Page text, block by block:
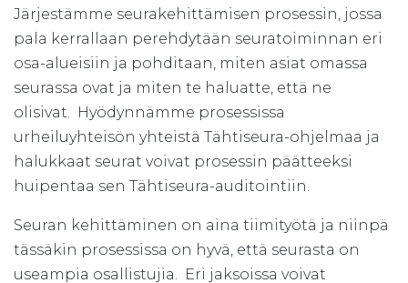
Järjestämme seurakehittämisen prosessin, jossa
pala kerrallaan perehdytään seuratoiminnan eri
osa-alueisiin ja pohditaan, miten asiat omassa
seurassa ovat ja miten te haluatte, että ne
olisivat. Hyödynnämme prosessissa
urheiluyhteisön yhteistä Tähtiseura-ohjelmaa ja
halukkaat seurat voivat prosessin päätteeksi
huipentaa sen Tähtiseura-auditointiin.
Seuran kehittäminen on aina tiimityötä ja niinpä
tässäkin prosessissa on hyvä, että seurasta on
useampia osallistujia. Eri jaksoissa voivat